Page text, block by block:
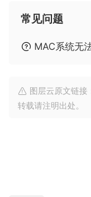
常见问题
MAC系统无
图层云原文链接
转载请注明出处。